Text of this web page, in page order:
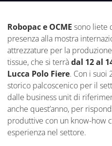
Robopac e OCME sono liete
presenza alla mostra
attrezzature per la
tissue, che si terràdal 12 al
Lucca Polo Fiere. Con i suoi
storico palcoscenico per il
dalle business unit di
anche quest’anno, per
produttive con un know-how
esperienza nel settore.